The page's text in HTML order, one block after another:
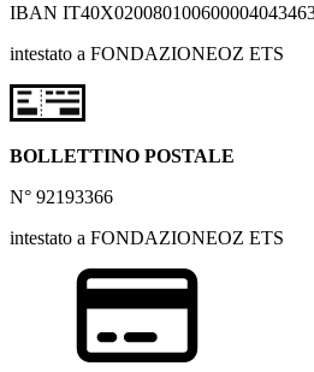
IBAN
intestato a FONDAZIONEOZ ETS
BOLLETTINO POSTALE
N° 92193366
intestato a FONDAZIONEOZ ETS